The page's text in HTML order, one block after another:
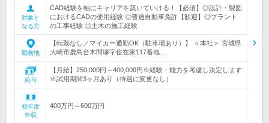
対象と
なる方
CAD経験を軸にキャリアを築いていける！【必須】◎設計・製図
におけるCADの使用経験 ◎普通自動車免許【歓迎】◎プラント
の工事経験 ◎土木の施工経験
勤務地
【転勤なし／マイカー通勤OK（駐車場あり）】 ＜本社＞ 宮城県
大崎市鹿島台木間塚字住在家117番地…
給与
【月給】250,000円～400,000円※経験・能力を考慮し決定します
※試用期間3ヶ月あり（待遇に変更なし）
初年度
年収
400万円～600万円